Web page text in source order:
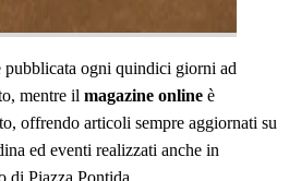
pubblicata ogni quindici giorni ad
mentre il magazine online è
offrendo articoli sempre aggiornati su
ed eventi realizzati anche in
di Piazza Pontida.